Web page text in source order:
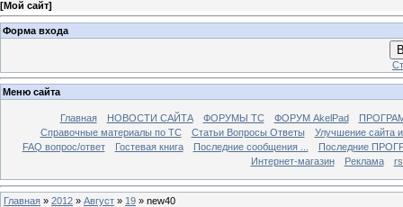
[Мой сайт]
Форма входа
Меню сайта
Главная НОВОСТИ САЙТА ФОРУМЫ TC ФОРУМ AkelPad
Справочные материалы по TС
Статьи Вопросы Ответы
Улучшение сайта
FAQ вопрос/ответ
Гостевая книга Последние сообщения ...
Последние
Интернет-магазин
Реклама
Главная » 2012 » Август » 19 » new40